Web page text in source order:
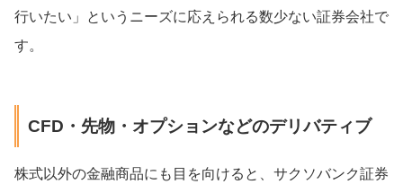
行いたい」というニーズに応えられる数少ない証券会社で
す。
CFD・先物・オプションなどのデリバティブ
株式以外の金融商品にも目を向けると、サクソバンク証券